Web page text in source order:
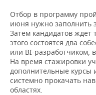
Отбор в программу
июня нужно заполнить
Затем кандидатов ждет
этого состоятся два
или BI-разработчиком,
На время стажировки
дополнительные
системно прокачать
областях.